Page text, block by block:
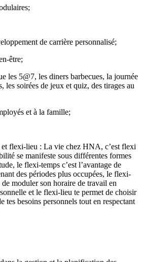
de carrière personnalisé;
être;
les 5@7, les diners barbecues, la journée
les soirées de jeux et quiz, des tirages au
et à la famille;
flexi-lieu : La vie chez HNA, c’est flexi
se manifeste sous différentes formes
le flexi-temps c’est l’avantage de
des périodes plus occupées, le flexi-
moduler son horaire de travail en
et le flexi-lieu te permet de choisir
tes besoins personnels tout en respectant